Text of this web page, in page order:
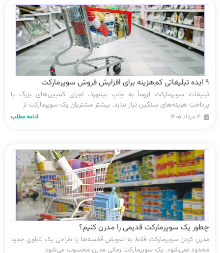
۹ ایده تبلیغاتی کم‌هزینه برای افزایش فروش سوپرمارکت
تبلیغات سوپرمارکت لزوماً به چاپ بیلبورد، اجرای کمپین‌های بزرگ یا
پرداخت هزینه‌های سنگین نیاز ندارد. بیشتر مشتریان یک سوپرمارکت از
۱۹ مرداد ۱۴۰۵ ادامه مطلب
چطور یک سوپرمارکت قدیمی را مدرن کنیم؟
مدرن کردن سوپرمارکت فقط به تعویض قفسه‌ها یا طراحی یک تابلوی جدید
محدود نمی‌شود. یک سوپرمارکت زمانی مدرن محسوب می‌شود